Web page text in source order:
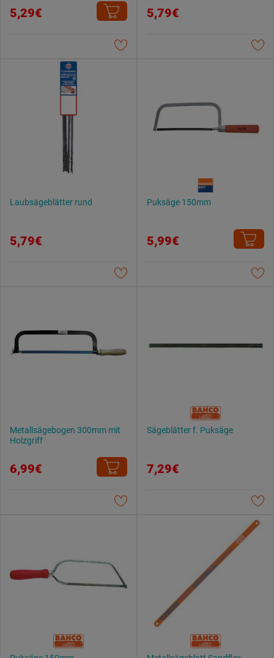
5,29€ 5,79€
Laubsägeblätter rund
5,79€
Puksäge 150mm
5,99€
Metallsägebogen 300mm mit
Holzgriff
6,99€
Sägeblätter f. Puksäge
7,29€